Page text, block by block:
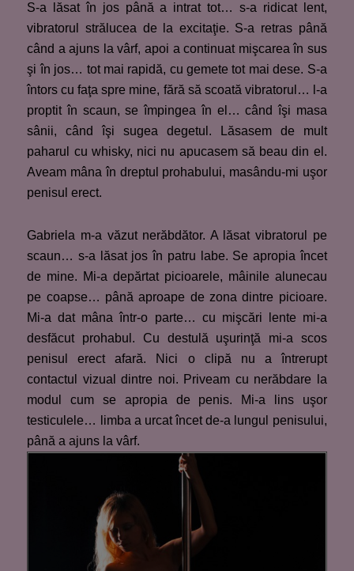
S-a lăsat în jos până a intrat tot… s-a ridicat lent,
vibratorul strălucea de la excitaţie. S-a retras până
când a ajuns la vârf, apoi a continuat mişcarea în sus
şi în jos… tot mai rapidă, cu gemete tot mai dese. S-a
întors cu faţa spre mine, fără să scoată vibratorul… l-a
proptit în scaun, se împingea în el… când îşi masa
sânii, când îşi sugea degetul. Lăsasem de mult
paharul cu whisky, nici nu apucasem să beau din el.
Aveam mâna în dreptul prohabului, masându-mi uşor
penisul erect.
Gabriela m-a văzut nerăbdător. A lăsat vibratorul pe
scaun… s-a lăsat jos în patru labe. Se apropia încet
de mine. Mi-a depărtat picioarele, mâinile alunecau
pe coapse… până aproape de zona dintre picioare.
Mi-a dat mâna într-o parte… cu mişcări lente mi-a
desfăcut prohabul. Cu destulă uşurinţă mi-a scos
penisul erect afară. Nici o clipă nu a întrerupt
contactul vizual dintre noi. Priveam cu nerăbdare la
modul cum se apropia de penis. Mi-a lins uşor
testiculele… limba a urcat încet de-a lungul penisului,
până a ajuns la vârf.